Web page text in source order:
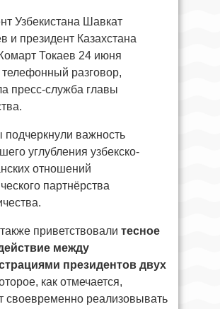
Узбекистана Шавкат
и президент Казахстана
Токаев 24 июня
разговор,
пресс-служба главы
важность
углубления узбекско-
отношений
партнёрства
приветствовали тесное
между
президентов двух
как отмечается,
своевременно реализовывать